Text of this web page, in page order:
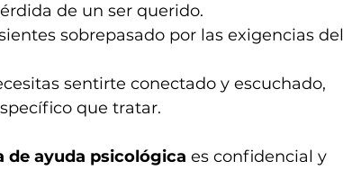
de un ser querido.
sobrepasado por las exigencias del
sentirte conectado y escuchado,
que tratar.
de ayuda psicológica es confidencial y